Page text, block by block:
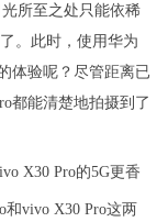
所至之处只能依稀
。此时，使用华为
体验呢？尽管距离已
都能清楚地拍摄到了
vivo X30 Pro这两